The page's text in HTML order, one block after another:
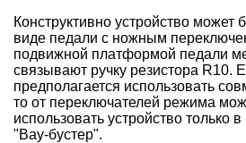
Конструктивно устройство
виде педали с ножным
подвижной платформой педали
связывают ручку резистора R10.
предполагается использовать
то от переключателей режима
использовать устройство только
"Вау-бустер".